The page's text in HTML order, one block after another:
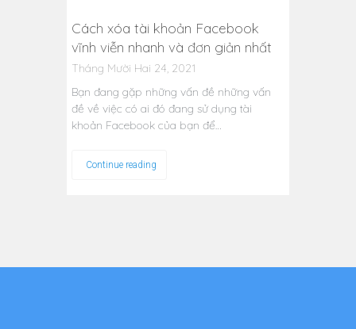
Cách xóa tài khoản Facebook
vĩnh viễn nhanh và đơn giản nhất
Tháng Mười Hai 24, 2021
Bạn đang gặp những vấn đề những vấn
đề về việc có ai đó đang sử dụng tài
khoản Facebook của bạn để…
Continue reading